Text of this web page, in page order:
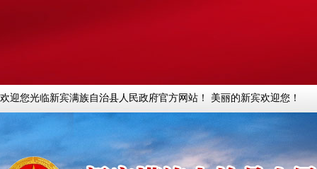
欢迎您光临新宾满族自治县人民政府官方网站！ 美丽的新宾欢迎您！